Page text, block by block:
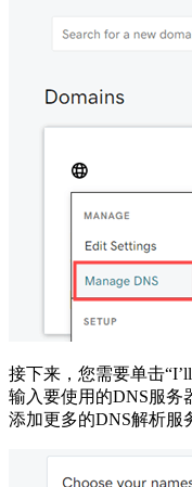
接下来，您需要单击“I’ll
输入要使用的DNS服务
添加更多的DNS解析服